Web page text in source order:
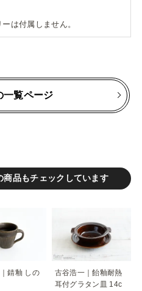
は付属しません。
一覧ページ
品もチェックしています
錆釉 しの
古谷浩一｜飴釉耐熱
耳付グラタン皿 14c